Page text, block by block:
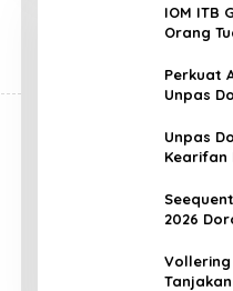
IOM ITB
Orang
karena
Perkuat
Unpas
Data
Unpas
Kearifan
2026
Vollering